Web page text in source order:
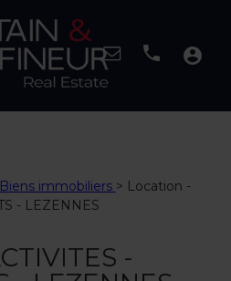
account_circle
Biens immobiliers > Location -
- LEZENNES
-